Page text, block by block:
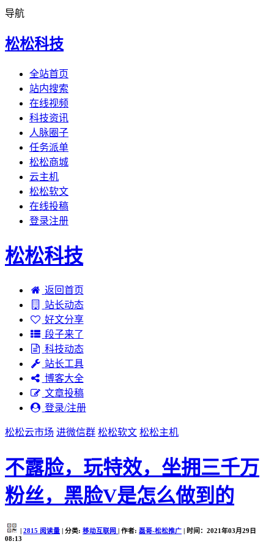
导航
松松科技
全站首页
站内搜索
在线视频
科技资讯
人脉圈子
任务派单
松松商城
云主机
松松软文
在线投稿
登录注册
松松科技
返回首页
站长动态
好文分享
段子来了
科技动态
站长工具
博客大全
文章投稿
登录/注册
松松云市场 进微信群 松松软文 松松主机
不露脸，玩特效，坐拥三千万
粉丝，黑脸V是怎么做到的
| 2815 阅读量 | 分类: 移动互联网 | 作者: 磊哥-松松推广 | 时间：2021年03月29日
08:13